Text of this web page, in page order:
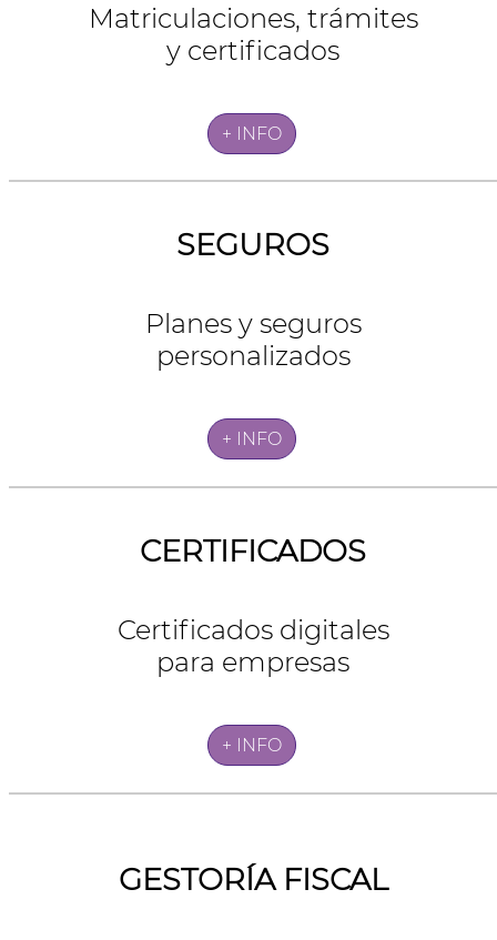
Matriculaciones, trámites
y certificados
+ INFO
SEGUROS
Planes y seguros
personalizados
+ INFO
CERTIFICADOS
Certificados digitales
para empresas
+ INFO
GESTORÍA FISCAL